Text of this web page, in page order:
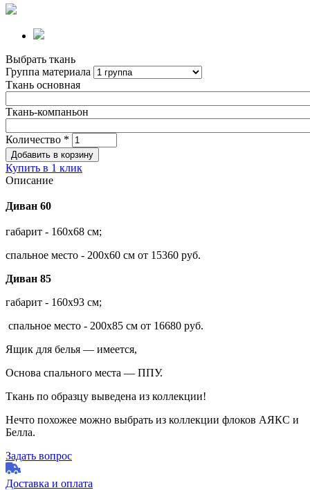
Выбрать ткань
Группа материала
Ткань основная
Ткань-компаньон
Количество *
Купить в 1 клик
Описание
Диван 60
габарит - 160х68 см;
спальное место - 200х60 см от 15360 руб.
Диван 85
габарит - 160х93 см;
спальное место - 200х85 см от 16680 руб.
Ящик для белья — имеется,
Основа спального места — ППУ.
Ткань по образцу выведена из коллекции!
Нечто похожее можно выбрать из коллекции флоков АЯКС и
Белла.
Задать вопрос
Доставка и оплата